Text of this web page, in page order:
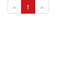
« 1 »